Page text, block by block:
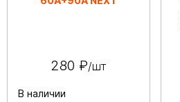
280 ₽/шт
В наличии